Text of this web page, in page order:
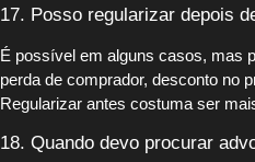
17. Posso regularizar depois
É possível em alguns casos, mas
perda de comprador, desconto no
Regularizar antes costuma ser
18. Quando devo procurar